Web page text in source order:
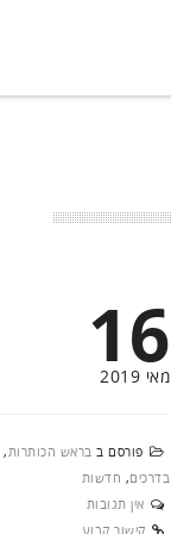
16
מאי 2019
פורסם ב בראש הכותרות,
בדרכים, חדשות
אין תגובות
קישור קבוע